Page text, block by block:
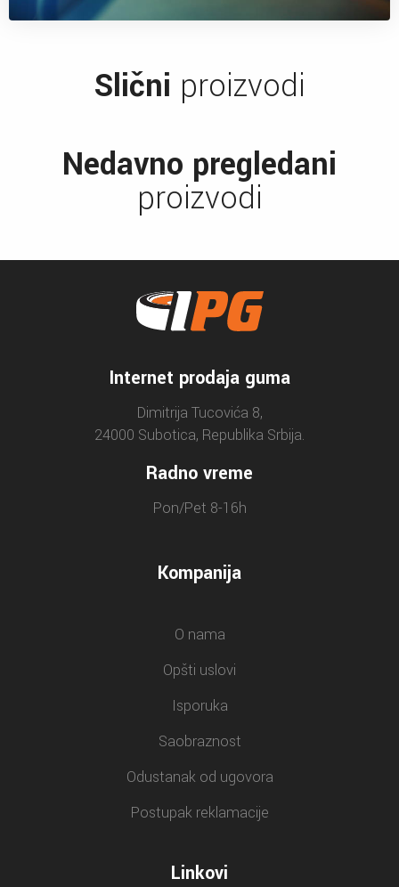
Slični proizvodi
Nedavno pregledani
proizvodi
Internet prodaja guma
Dimitrija Tucovića 8,
24000 Subotica, Republika Srbija.
Radno vreme
Pon/Pet 8-16h
Kompanija
O nama
Opšti uslovi
Isporuka
Saobraznost
Odustanak od ugovora
Postupak reklamacije
Linkovi